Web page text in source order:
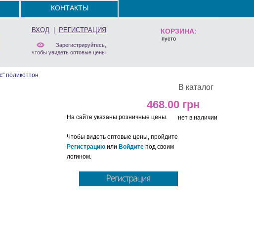
КОРЗИНА:
пусто
КОНТАКТЫ
ВХОД| РЕГИСТРАЦИЯ
Зарегистрируйтесь,
чтобы увидеть оптовые цены
поликоттон
В каталог
468.00
нет в наличии
На сайте указаны розничные цены.
Чтобы видеть оптовые цены, пройдите
Регистрацию или Войдите под своим
логином.